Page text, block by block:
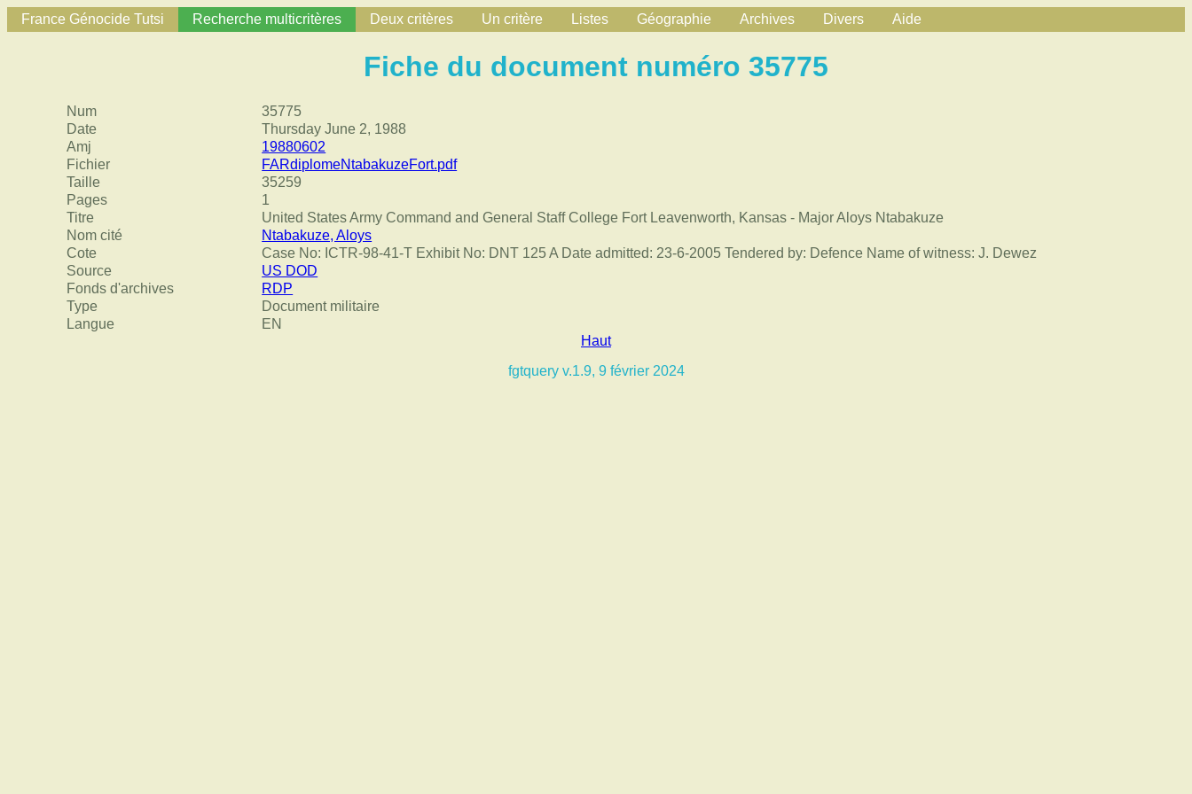
France Génocide Tutsi Recherche multicritères Deux critères Un critère Listes Géographie Archives Divers Aide
Fiche du document numéro 35775
Num
35775
Date
Thursday June 2, 1988
Amj
19880602
Fichier
FARdiplomeNtabakuzeFort.pdf
Taille
35259
Pages
1
Titre
United States Army Command and General Staff College Fort Leavenworth, Kansas - Major Aloys Ntabakuze
Nom cité
Ntabakuze, Aloys
Cote
Case No: ICTR-98-41-T Exhibit No: DNT 125 A Date admitted: 23-6-2005 Tendered by: Defence Name of witness: J. Dewez
Source
US DOD
Fonds d'archives
RDP
Type
Document militaire
Langue
EN
Haut
fgtquery v.1.9, 9 février 2024